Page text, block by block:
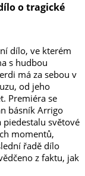
o tragické
dílo, ve kterém
s hudbou
má za sebou v
od jeho
Premiéra se
básník Arrigo
světové
momentů,
řadě dílo
z faktu, jak